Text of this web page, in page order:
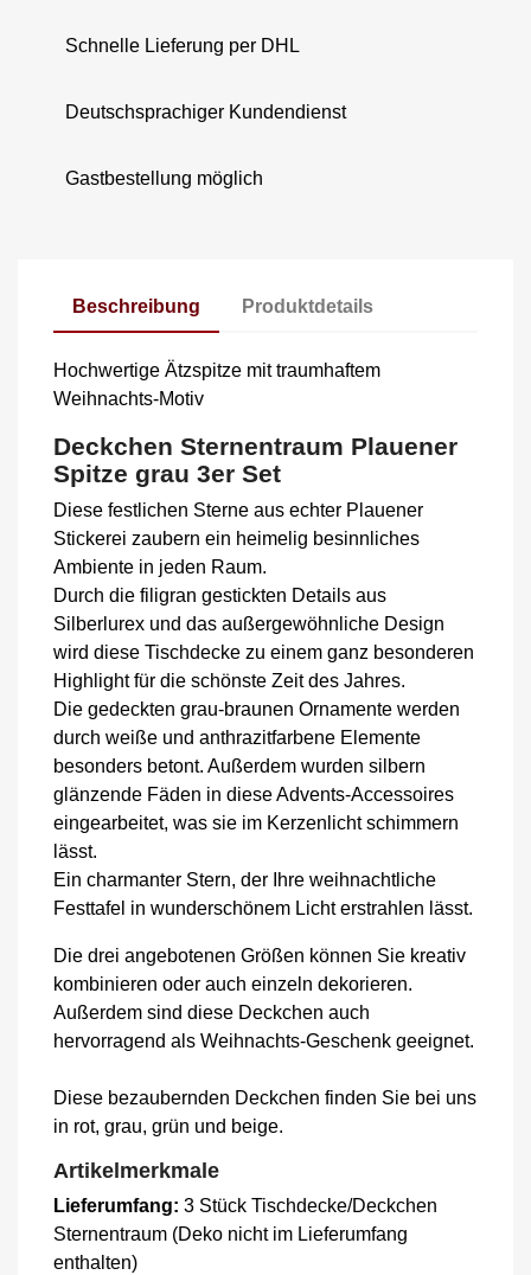
Schnelle Lieferung per DHL
Deutschsprachiger Kundendienst
Gastbestellung möglich
Beschreibung Produktdetails
Hochwertige Ätzspitze mit traumhaftem
Weihnachts-Motiv
Deckchen Sternentraum Plauener
Spitze grau 3er Set
Diese festlichen Sterne aus echter Plauener
Stickerei zaubern ein heimelig besinnliches
Ambiente in jeden Raum.
Durch die filigran gestickten Details aus
Silberlurex und das außergewöhnliche Design
wird diese Tischdecke zu einem ganz besonderen
Highlight für die schönste Zeit des Jahres.
Die gedeckten grau-braunen Ornamente werden
durch weiße und anthrazitfarbene Elemente
besonders betont. Außerdem wurden silbern
glänzende Fäden in diese Advents-Accessoires
eingearbeitet, was sie im Kerzenlicht schimmern
lässt.
Ein charmanter Stern, der Ihre weihnachtliche
Festtafel in wunderschönem Licht erstrahlen lässt.
Die drei angebotenen Größen können Sie kreativ
kombinieren oder auch einzeln dekorieren.
Außerdem sind diese Deckchen auch
hervorragend als Weihnachts-Geschenk geeignet.
Diese bezaubernden Deckchen finden Sie bei uns
in rot, grau, grün und beige.
Artikelmerkmale
Lieferumfang: 3 Stück Tischdecke/Deckchen
Sternentraum (Deko nicht im Lieferumfang
enthalten)